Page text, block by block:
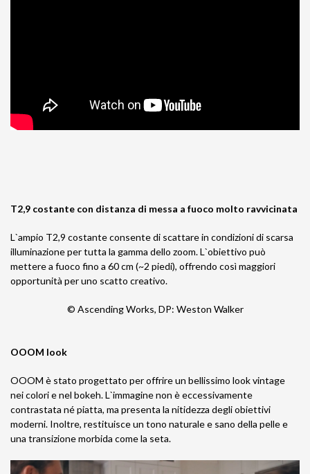
T2,9 costante con distanza di messa a fuoco molto ravvicinata
L`ampio T2,9 costante consente di scattare in condizioni di scarsa
illuminazione per tutta la gamma dello zoom. L`obiettivo può
mettere a fuoco fino a 60 cm (~2 piedi), offrendo così maggiori
opportunità per uno scatto creativo.
© Ascending Works, DP: Weston Walker
OOOM look
OOOM è stato progettato per offrire un bellissimo look vintage
nei colori e nel bokeh. L`immagine non è eccessivamente
contrastata né piatta, ma presenta la nitidezza degli obiettivi
moderni. Inoltre, restituisce un tono naturale e sano della pelle e
una transizione morbida come la seta.